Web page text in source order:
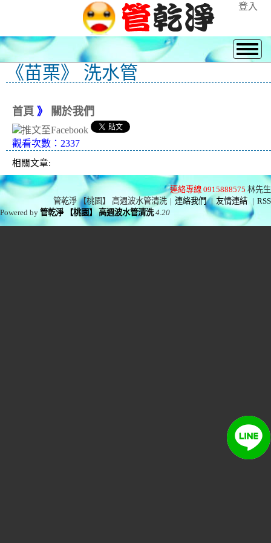
登入
《苗栗》 洗水管
首頁 》 關於我們
觀看次數：2337
相關文章:
連絡專線 0915888575 林先生
管乾淨 【桃園】 高週波水管清洗 | 連絡我們 | 友情連結 | RSS
Powered by管乾淨 【桃園】 高週波水管清洗 4.20